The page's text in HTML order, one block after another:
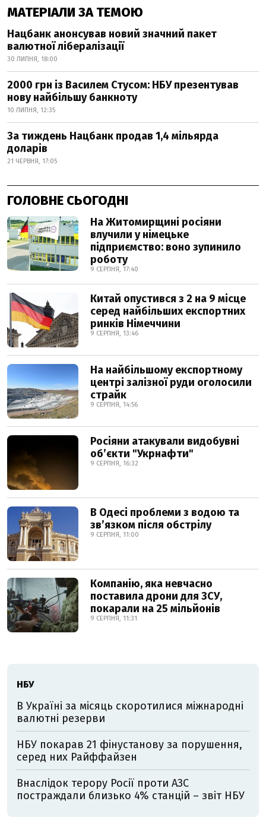
МАТЕРІАЛИ ЗА ТЕМОЮ
Нацбанк анонсував новий значний пакет
валютної лібералізації
30 ЛИПНЯ, 18:00
2000 грн із Василем Стусом: НБУ презентував
нову найбільшу банкноту
10 ЛИПНЯ, 12:35
За тиждень Нацбанк продав 1,4 мільярда
доларів
21 ЧЕРВНЯ, 17:05
ГОЛОВНЕ СЬОГОДНІ
На Житомирщині росіяни
влучили у німецьке
підприємство: воно зупинило
роботу
9 СЕРПНЯ, 17:40
Китай опустився з 2 на 9 місце
серед найбільших експортних
ринків Німеччини
9 СЕРПНЯ, 13:46
На найбільшому експортному
центрі залізної руди оголосили
страйк
9 СЕРПНЯ, 14:56
Росіяни атакували видобувні
обʼєкти "Укрнафти"
9 СЕРПНЯ, 16:32
В Одесі проблеми з водою та
звʼязком після обстрілу
9 СЕРПНЯ, 11:00
Компанію, яка невчасно
поставила дрони для ЗСУ,
покарали на 25 мільйонів
9 СЕРПНЯ, 11:31
НБУ
В Україні за місяць скоротилися міжнародні
валютні резерви
НБУ покарав 21 фінустанову за порушення,
серед них Райффайзен
Внаслідок терору Росії проти АЗС
постраждали близько 4% станцій – звіт НБУ